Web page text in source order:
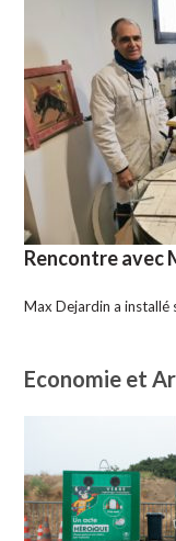
Rencontre avec
Max Dejardin a installé
Economie et